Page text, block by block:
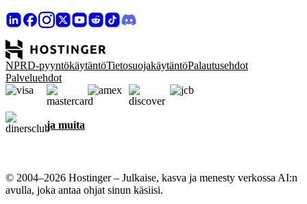
NPRD-pyyntökäytäntöTietosuojakäytäntöPalautusehdot
Palveluehdot
ja muita
© 2004–2026 Hostinger – Julkaise, kasva ja menesty verkossa AI:n
avulla, joka antaa ohjat sinun käsiisi.